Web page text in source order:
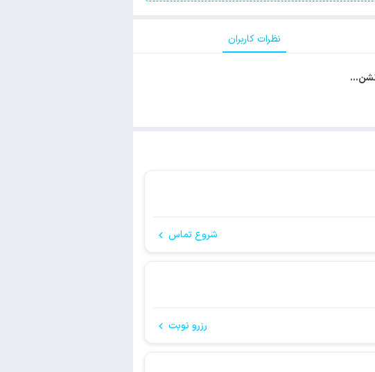
نظرات کاربران
شروع تماس
رزرو نوبت